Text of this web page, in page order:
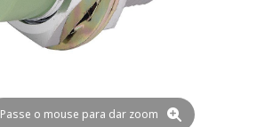
Passe o mouse para dar zoom